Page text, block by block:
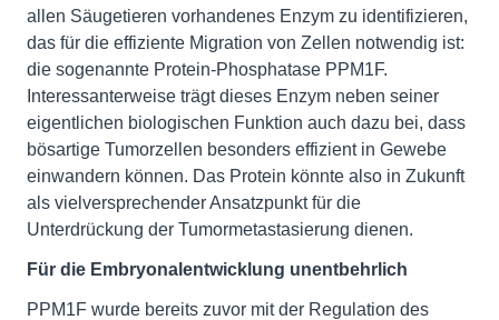
allen Säugetieren vorhandenes Enzym zu identifizieren,
das für die effiziente Migration von Zellen notwendig ist:
die sogenannte Protein-Phosphatase PPM1F.
Interessanterweise trägt dieses Enzym neben seiner
eigentlichen biologischen Funktion auch dazu bei, dass
bösartige Tumorzellen besonders effizient in Gewebe
einwandern können. Das Protein könnte also in Zukunft
als vielversprechender Ansatzpunkt für die
Unterdrückung der Tumormetastasierung dienen.
Für die Embryonalentwicklung unentbehrlich
PPM1F wurde bereits zuvor mit der Regulation des